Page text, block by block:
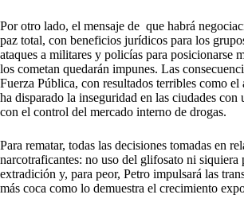
Por otro lado, el mensaje de que habrá
paz total, con beneficios jurídicos para los
ataques a militares y policías para posicionarse
los cometan quedarán impunes. Las
Fuerza Pública, con resultados terribles como
ha disparado la inseguridad en las ciudades
con el control del mercado interno de drogas.
Para rematar, todas las decisiones tomadas en
narcotraficantes: no uso del glifosato ni
extradición y, para peor, Petro impulsará las
más coca como lo demuestra el crecimiento